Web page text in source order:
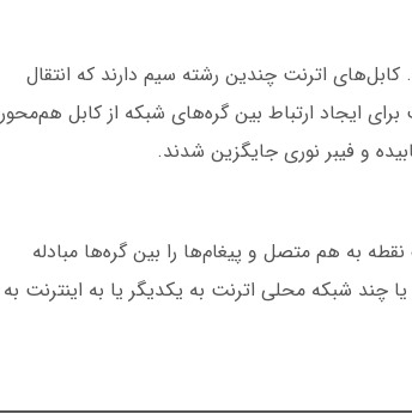
اترنت چندین رشته سیم دارند که انتقال
ایجاد ارتباط بین گره‌های شبکه از کابل هم‌محور
و فیبر نوری جایگزین شدند.
به هم متصل و پیغام‌ها را بین گره‌ها مبادله
چند شبکه محلی اترنت به یکدیگر یا به اینترنت به